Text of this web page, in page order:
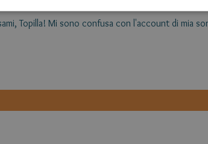
Topilla! Mi sono confusa con l'account di mia